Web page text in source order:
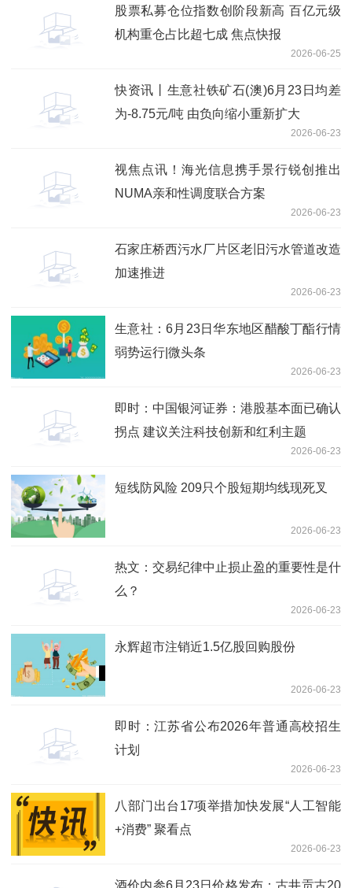
股票私募仓位指数创阶段新高 百亿元级
机构重仓占比超七成 焦点快报
2026-06-25
快资讯丨生意社铁矿石(澳)6月23日均差
为-8.75元/吨 由负向缩小重新扩大
2026-06-23
视焦点讯！海光信息携手景行锐创推出
NUMA亲和性调度联合方案
2026-06-23
石家庄桥西污水厂片区老旧污水管道改造
加速推进
2026-06-23
生意社：6月23日华东地区醋酸丁酯行情
弱势运行|微头条
2026-06-23
即时：中国银河证券：港股基本面已确认
拐点 建议关注科技创新和红利主题
2026-06-23
短线防风险 209只个股短期均线现死叉
2026-06-23
热文：交易纪律中止损止盈的重要性是什
么？
2026-06-23
永辉超市注销近1.5亿股回购股份
2026-06-23
即时：江苏省公布2026年普通高校招生
计划
2026-06-23
八部门出台17项举措加快发展“人工智能
+消费” 聚看点
2026-06-23
酒价内参6月23日价格发布：古井贡古20